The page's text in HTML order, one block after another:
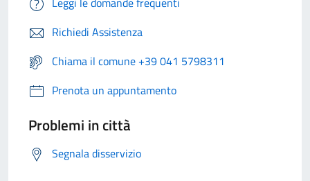
Richiedi Assistenza
Chiama il comune +39 041 5798311
Prenota un appuntamento
Problemi in città
Segnala disservizio